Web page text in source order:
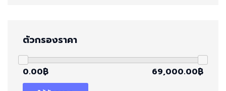
ตัวกรองราคา
0.00฿ 69,000.00฿